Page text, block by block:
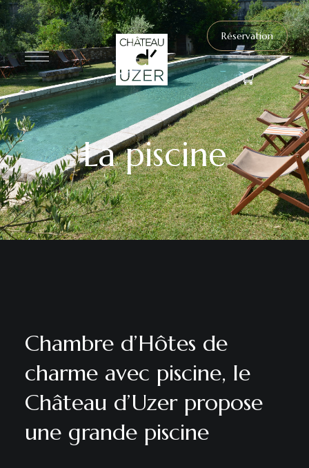
Réservation
La piscine
Chambre d’Hôtes de
charme avec piscine, le
Château d’Uzer propose
une grande piscine